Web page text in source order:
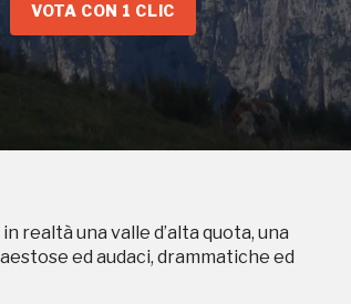
VOTA CON 1 CLIC
realtà una valle d’alta quota, una
ed audaci, drammatiche ed
realtà una valle d’alta quota, una
ed audaci, drammatiche ed